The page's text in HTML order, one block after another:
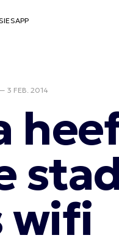
APP
3 FEB. 2014
wifi